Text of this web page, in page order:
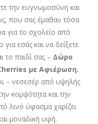
την ευγνωμοσύνη και
που σας έμαθαν τόσα
για το σχολείο από
εσάς και να δείξετε
το παιδί σας – Δώρο
με Αφιέρωση.
– νεσεσέρ από υψηλής
κομψότητα και την
λινό ύφασμα χαρίζει
μοναδική υφή.